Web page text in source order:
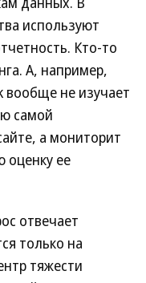
используют
Кто-то
А, например,
вообще не изучает
самой
а мониторит
оценку ее
отвечает
только на
тяжести